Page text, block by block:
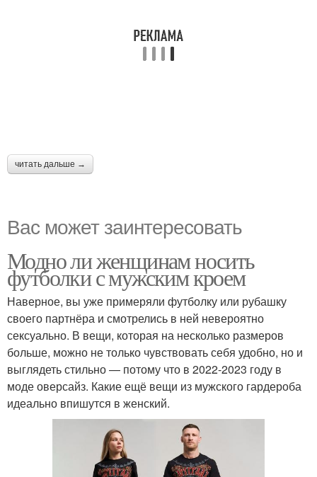
читать дальше →
Вас может заинтересовать
Модно ли женщинам носить
футболки с мужским кроем
Наверное, вы уже примеряли футболку или рубашку
своего партнёра и смотрелись в ней невероятно
сексуально. В вещи, которая на несколько размеров
больше, можно не только чувствовать себя удобно, но и
выглядеть стильно — потому что в 2022-2023 году в
моде оверсайз. Какие ещё вещи из мужского гардероба
идеально впишутся в женский.